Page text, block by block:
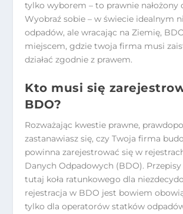
tylko wyborem – to prawnie nałożony
Wyobraź sobie – w świecie idealnym
odpadów, ale wracając na Ziemię,
miejscem, gdzie twoja firma musi
działać zgodnie z prawem.
Kto musi się
BDO?
Rozważając kwestie prawne,
zastanawiasz się, czy Twoja firma
powinna zarejestrować się w
Danych Odpadowych (BDO).
tutaj koła ratunkowego dla
rejestracja w BDO jest bowiem
tylko dla operatorów statków